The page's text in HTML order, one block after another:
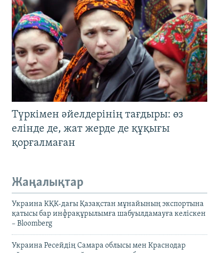
Түркімен әйелдерінің тағдыры: өз
елінде де, жат жерде де құқығы
қорғалмаған
Жаңалықтар
Украина КҚК-дағы Қазақстан мұнайының экспортына
қатысы бар инфрақұрылымға шабуылдамауға келіскен
– Bloomberg
Украина Ресейдің Самара облысы мен Краснодар